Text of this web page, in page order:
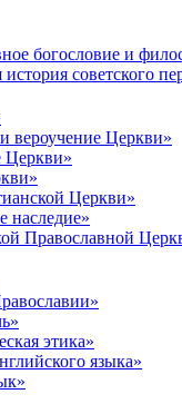
богословие и
советского
вероучение Церкви»
Церкви»
Церкви»
наследие»
Православной
этика»
языка»